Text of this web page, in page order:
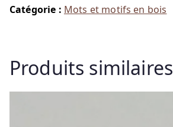
Catégorie : Mots et motifs en bois
Produits similaires